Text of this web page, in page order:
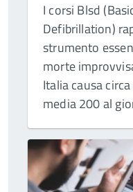
I corsi Blsd
Defibrillation)
strumento
morte
Italia causa
media 200 al